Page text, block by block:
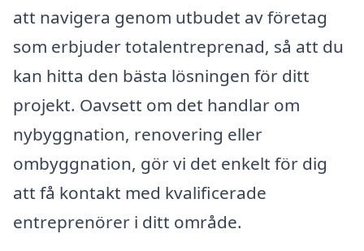
att navigera genom utbudet av företag
som erbjuder totalentreprenad, så att du
kan hitta den bästa lösningen för ditt
projekt. Oavsett om det handlar om
nybyggnation, renovering eller
ombyggnation, gör vi det enkelt för dig
att få kontakt med kvalificerade
entreprenörer i ditt område.